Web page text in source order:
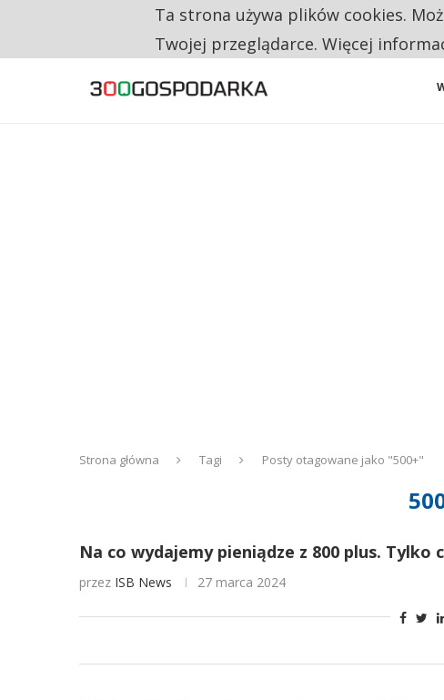
RESTRYKCJE CHIN UDERZAJĄ W EUROPEJSKI
Strona główna Tagi Posty otagowane jako "500+"
Na co wydajemy pieniądze z 800 plus. Tylko
przez ISB News 27 marca 2024
Ta strona używa plików cookies.
Twojej przeglądarce. Więcej